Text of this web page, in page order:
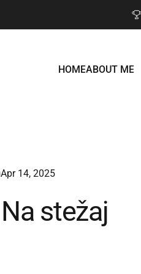
HOMEABOUT ME
Apr 14, 2025
Na stežaj